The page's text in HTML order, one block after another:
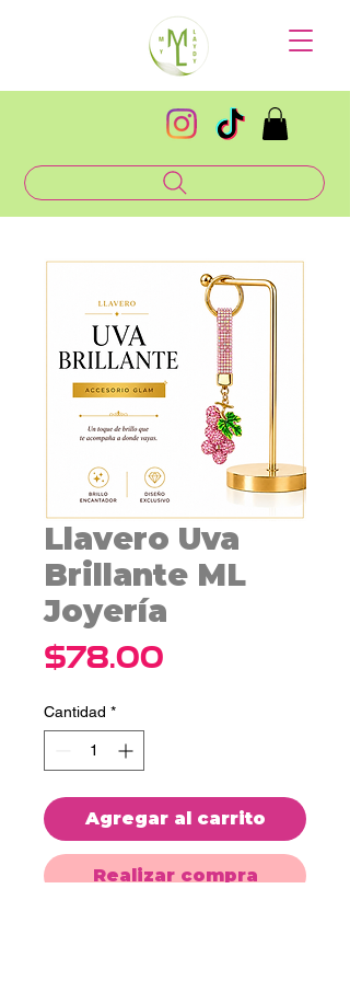
Llavero Uva
Brillante ML
Joyería
$78.00
Cantidad *
Agregar al carrito
Realizar compra